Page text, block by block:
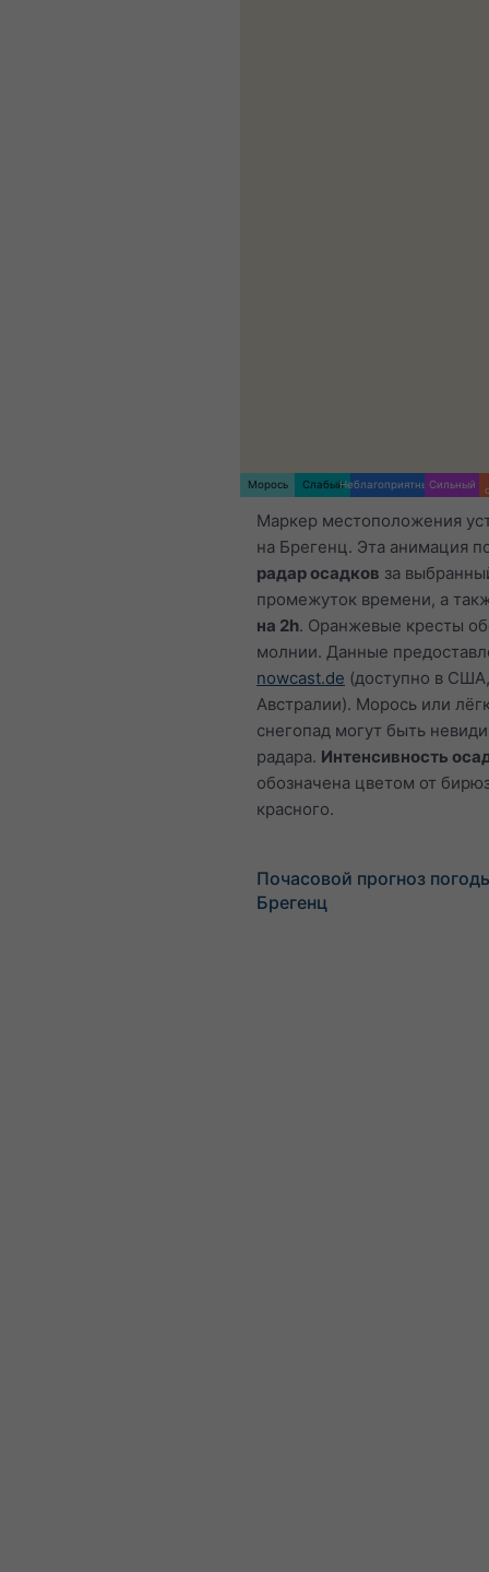
Морось СлабыйНеблагоприятныйСильный
Маркер местоположения
на Брегенц. Эта анимация
радар осадков за
промежуток времени, а
на 2h. Оранжевые кресты
молнии. Данные
nowcast.de (доступно в
Австралии). Морось или
снегопад могут быть
радара. Интенсивность
обозначена цветом от
красного.
Почасовой прогноз
Брегенц